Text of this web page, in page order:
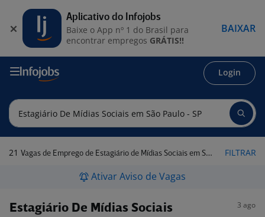
Login
21 Vagas de Emprego de Estagiário de Mídias Sociais em São Paulo - SP FILTRAR
Ativar Aviso de Vagas
Estagiário De Mídias Sociais 3 ago
Aplicativo do Infojobs
Baixe o App nº 1 do Brasil para
encontrar empregos GRÁTIS!!
BAIXAR